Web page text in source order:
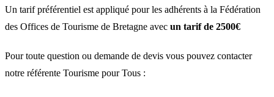
Un tarif préférentiel est appliqué pour les adhérents à la Fédération
des Offices de Tourisme de Bretagne avec un tarif de 2500€
Pour toute question ou demande de devis vous pouvez contacter
notre référente Tourisme pour Tous :